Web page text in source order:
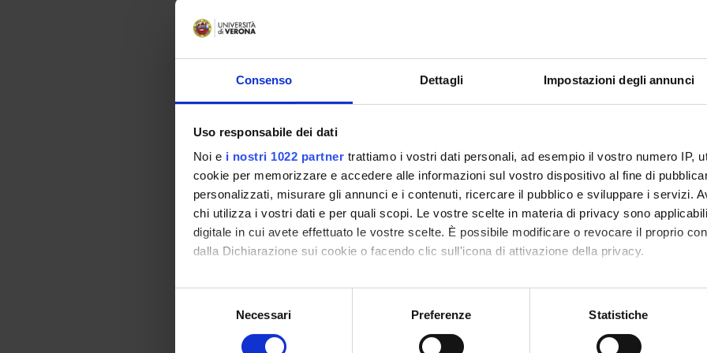
Consenso Dettagli Impostazioni degli annunci
Uso responsabile dei dati
Noi e i nostri 1022 partner trattiamo i vostri dati personali, ad esempio il vostro numero IP,
cookie per memorizzare e accedere alle informazioni sul vostro dispositivo al fine di
personalizzati, misurare gli annunci e i contenuti, ricercare il pubblico e sviluppare i servizi.
chi utilizza i vostri dati e per quali scopi. Le vostre scelte in materia di privacy sono
digitale in cui avete effettuato le vostre scelte. È possibile modificare o revocare il proprio
dalla Dichiarazione sui cookie o facendo clic sull'icona di attivazione della privacy.
Con il tuo consenso, vorremmo anche:
raccogliere informazioni sulla tua posizione geografica, con un'approssimazione di
digitali).
Necessari Preferenze Statistiche
del Centro Linguistico di Ateneo - Lingua inglese
Referente di Dipartimento nel Comitato di Programmazione
del Centro Linguistico di Ateneo - Lingua spagnola
Elisa
Referente per l’Assicurazione della Qualità del Corso di laurea
in Lingue e Letterature per l’editoria e i media digitali